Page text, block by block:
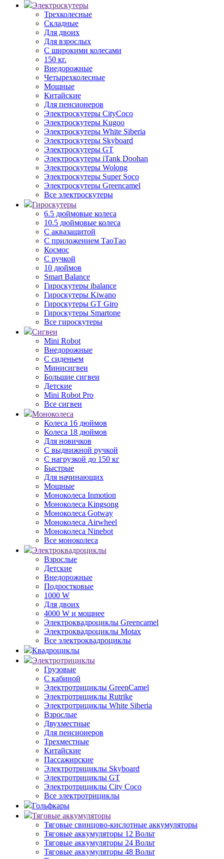
Электроскутеры
Трехколесные
Складные
Для двоих
Для взрослых
С широкими колесами
150 кг.
Внедорожные
Четырехколесные
Мощные
Китайские
Для пенсионеров
Электроскутеры CityCoco
Электроскутеры Kugoo
Электроскутеры White Siberia
Электроскутеры Skyboard
Электроскутеры GT
Электроскутеры iTank Doohan
Электроскутеры Wolong
Электроскутеры Super Soco
Электроскутеры Greencamel
Все электроскутеры
Гироскутеры
6.5 дюймовые колеса
10.5 дюймовые колеса
С аквазащитой
С приложением ТаоТао
Космос
С ручкой
10 дюймов
Smart Balance
Гироскутеры ibalance
Гироскутеры Kiwano
Гироскутеры GT Giro
Гироскутеры Smartone
Все гироскутеры
Сигвеи
Mini Robot
Внедорожные
С сиденьем
Минисигвеи
Большие сигвеи
Детские
Mini Robot Pro
Все сигвеи
Моноколеса
Колеса 16 дюймов
Колеса 18 дюймов
Для новичков
С выдвижной ручкой
С нагрузкой до 150 кг
Быстрые
Для начинающих
Мощные
Моноколеса Inmotion
Моноколеса Kingsong
Моноколеса Gotway
Моноколеса Airwheel
Моноколеса Ninebot
Все моноколеса
Электроквадроциклы
Взрослые
Детские
Внедорожные
Подростковые
1000 W
Для двоих
4000 W и мощнее
Электроквадроциклы Greencamel
Электроквадроциклы Motax
Все электроквадроциклы
Квадроциклы
Электротрициклы
Грузовые
С кабиной
Электротрициклы GreenCamel
Электротрициклы Rutrike
Электротрициклы White Siberia
Взрослые
Двухместные
Для пенсионеров
Трехместные
Китайские
Пассажирские
Электротрициклы Skyboard
Электротрициклы GT
Электротрициклы City Coco
Все электротрициклы
Гольфкары
Тяговые аккумуляторы
Тяговые свинцово-кислотные аккумуляторы
Тяговые аккумуляторы 12 Вольт
Тяговые аккумуляторы 24 Вольт
Тяговые аккумуляторы 48 Вольт